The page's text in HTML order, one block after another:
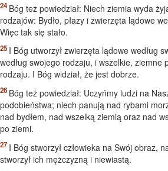
Bóg też powiedział: Niech ziemia wyda
rodzajów: Bydło, płazy i zwierzęta lądowe
Więc tak się stało.
I Bóg utworzył zwierzęta lądowe według
według swojego rodzaju, i wszelkie, ziemne
rodzaju. I Bóg widział, że jest dobrze.
Bóg też powiedział: Uczyńmy ludzi na
podobieństwa; niech panują nad rybami
nad bydłem, nad wszelką ziemią oraz nad
po ziemi.
I Bóg stworzył człowieka na Swój obraz,
stworzył ich mężczyzną i niewiastą.